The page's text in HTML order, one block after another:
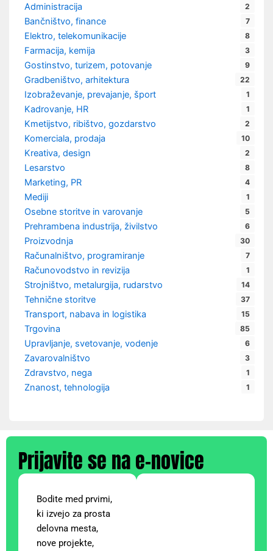
Administracija 2
Bančništvo, finance 7
Elektro, telekomunikacije 8
Farmacija, kemija 3
Gostinstvo, turizem, potovanje 9
Gradbeništvo, arhitektura 22
Izobraževanje, prevajanje, šport 1
Kadrovanje, HR 1
Kmetijstvo, ribištvo, gozdarstvo 2
Komerciala, prodaja 10
Kreativa, design 2
Lesarstvo 8
Marketing, PR 4
Mediji 1
Osebne storitve in varovanje 5
Prehrambena industrija, živilstvo 6
Proizvodnja 30
Računalništvo, programiranje 7
Računovodstvo in revizija 1
Strojništvo, metalurgija, rudarstvo 14
Tehnične storitve 37
Transport, nabava in logistika 15
Trgovina 85
Upravljanje, svetovanje, vodenje 6
Zavarovalništvo 3
Zdravstvo, nega 1
Znanost, tehnologija 1
Prijavite se na e-novice
Bodite med prvimi,
ki izvejo za prosta
delovna mesta,
nove projekte,